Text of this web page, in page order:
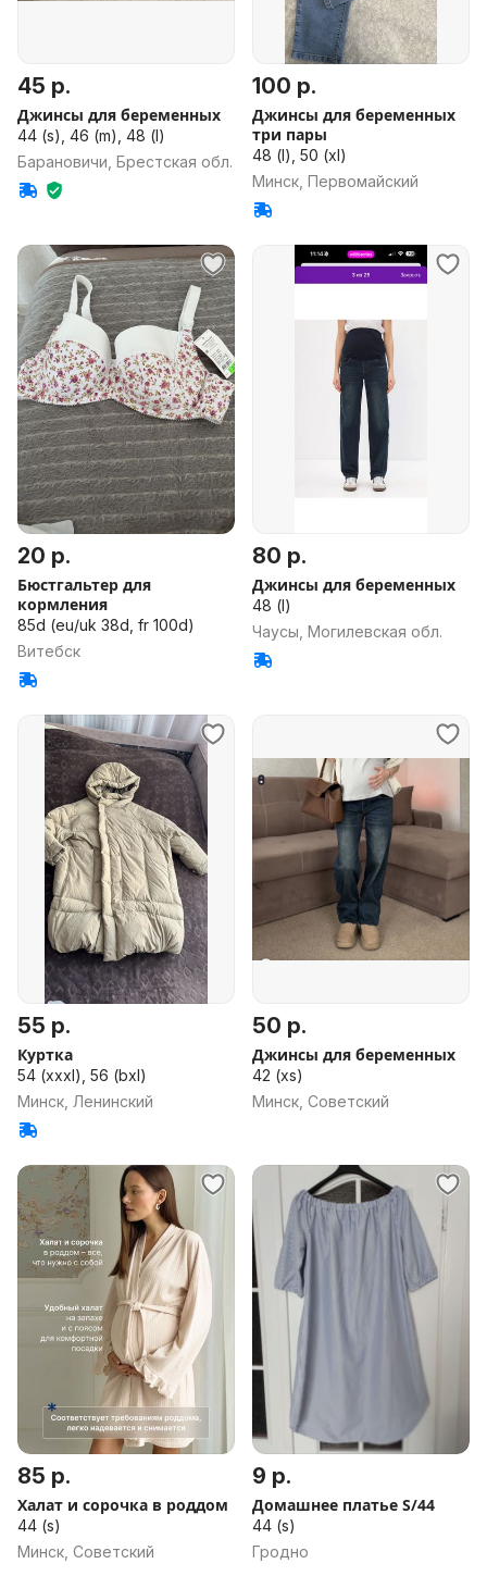
45 р.
Джинсы для беременных
44 (s), 46 (m), 48 (l)
Барановичи, Брестская обл.
100 р.
Джинсы для беременных
три пары
48 (l), 50 (xl)
Минск, Первомайский
20 р.
Бюстгальтер для
кормления
85d (eu/uk 38d, fr 100d)
Витебск
80 р.
Джинсы для беременных
48 (l)
Чаусы, Могилевская обл.
55 р.
Куртка
54 (xxxl), 56 (bxl)
Минск, Ленинский
50 р.
Джинсы для беременных
42 (xs)
Минск, Советский
85 р.
Халат и сорочка в роддом
44 (s)
Минск, Советский
9 р.
Домашнее платье S/44
44 (s)
Гродно